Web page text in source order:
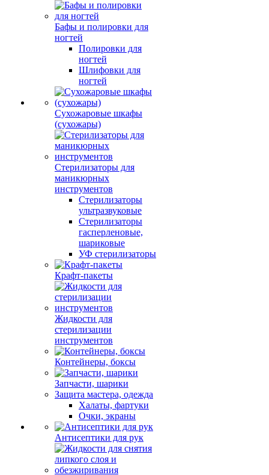
Бафы и полировки для
ногтей
Полировки для
ногтей
Шлифовки для
ногтей
Сухожаровые шкафы
(сухожары)
Стерилизаторы для
маникюрных
инструментов
Стерилизаторы
ультразвуковые
Стерилизаторы
гасперленовые,
шариковые
УФ стерилизаторы
Крафт-пакеты
Жидкости для
стерилизации
инструментов
Контейнеры, боксы
Запчасти, шарики
Защита мастера, одежда
Халаты, фартуки
Очки, экраны
Антисептики для рук